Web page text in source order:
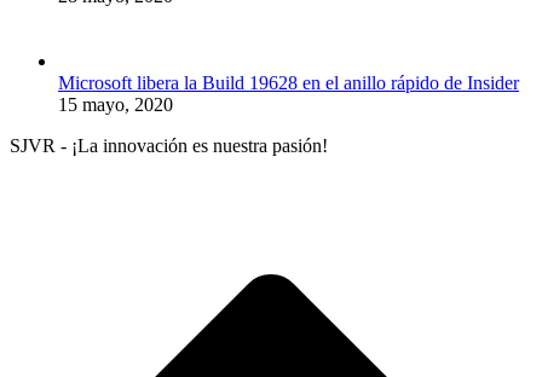
Microsoft libera la Build 19628 en el anillo rápido de Insider
15 mayo, 2020
SJVR - ¡La innovación es nuestra pasión!